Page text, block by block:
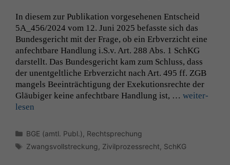
In diesem zur Pub­lika­tion vorge­se­henen Entscheid
5A_456/2024 vom 12. Juni 2025 befasste sich das
Bun­des­gericht mit der Frage, ob ein Erb­verzicht eine
anfecht­bare Hand­lung i.S.v. Art. 288 Abs. 1 SchKG
darstellt. Das Bun­des­gericht kam zum Schluss, dass
der unent­geltliche Erb­verzicht nach Art. 495 ff. ZGB
man­gels Beein­träch­ti­gung der Exeku­tion­srechte der
Gläu­biger keine anfecht­bare Hand­lung ist, … weit­er­
lesen
Kategorien
BGE (amtl. Publ.) Rechtsprechung
Schlagwörter
Zwangsvollstreckung Zivilprozessrecht SchKG